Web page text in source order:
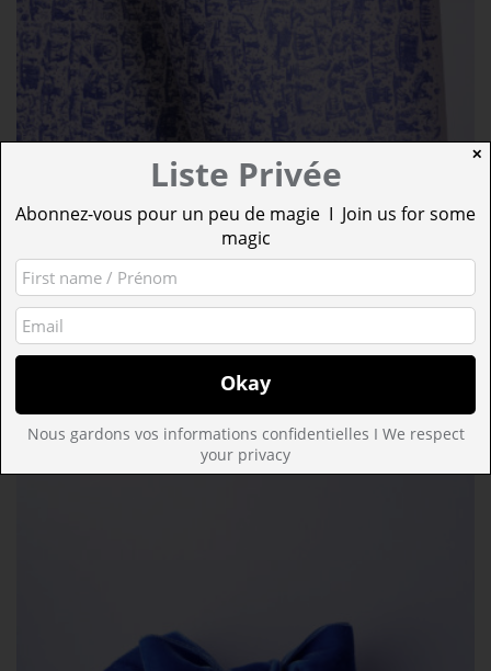
LA VIE SOUS LE 1ER EMPIRE PAPIER
CADEAU
7,00€
✕
Liste Privée
Abonnez-vous pour un peu de magie I Join us for some
magic
Nous gardons vos informations confidentielles I We respect
your privacy